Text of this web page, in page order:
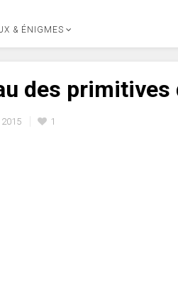
& ÉNIGMES
des
2015 1